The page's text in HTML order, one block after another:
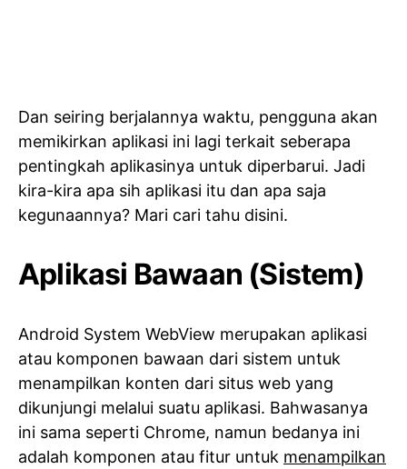
Dan seiring berjalannya waktu, pengguna akan
memikirkan aplikasi ini lagi terkait seberapa
pentingkah aplikasinya untuk diperbarui. Jadi
kira-kira apa sih aplikasi itu dan apa saja
kegunaannya? Mari cari tahu disini.
Aplikasi Bawaan (Sistem)
Android System WebView merupakan aplikasi
atau komponen bawaan dari sistem untuk
menampilkan konten dari situs web yang
dikunjungi melalui suatu aplikasi. Bahwasanya
ini sama seperti Chrome, namun bedanya ini
adalah komponen atau fitur untuk menampilkan